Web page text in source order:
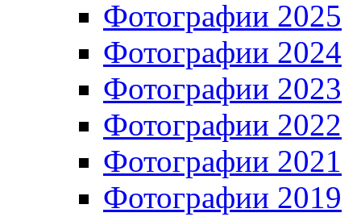
Фотографии 2025
Фотографии 2024
Фотографии 2023
Фотографии 2022
Фотографии 2021
Фотографии 2019